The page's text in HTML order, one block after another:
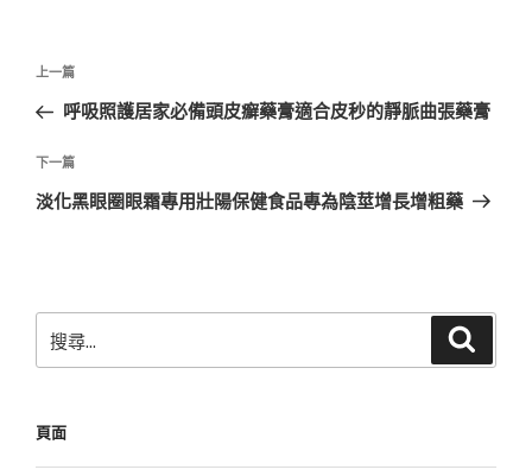
文
導
覽
上
一
文
章
上一篇
呼吸照護居家必備頭皮癬藥膏適合皮秒的靜脈曲張藥膏
下
一
下一篇
淡化黑眼圈眼霜專用壯陽保健食品專為陰莖增長增粗藥
尋
字:
頁面